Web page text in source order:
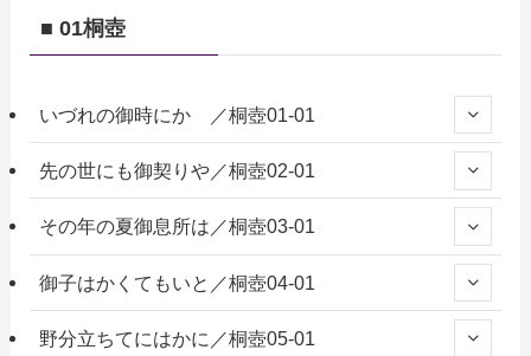
■ 01桐壺
いづれの御時にか ／桐壺01-01
先の世にも御契りや／桐壺02-01
その年の夏御息所は／桐壺03-01
御子はかくてもいと／桐壺04-01
野分立ちてにはかに／桐壺05-01